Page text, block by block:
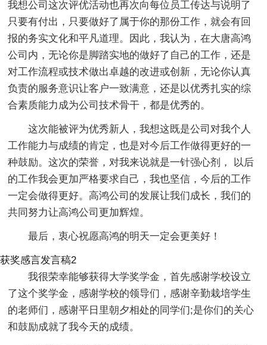
我想公司这次评优活动也再次向每位员工传达与说明了
只要有付出，只要做好了属于你的那份工作，就会有回
报的务实文化和平凡道理。因此，我认为，在大唐高鸿
公司内，无论你是脚踏实地的做好了自己的工作，还是
对工作流程或技术做出卓越的改进或创新，无论你认真
负责的服务意识让客户一致满意，还是以优秀扎实的综
合素质能力成为公司技术骨干，都是优秀的。
这次能被评为优秀新人，我想这既是公司对我个人
工作能力与成绩的肯定，也是对今后工作做得更好的一
种鼓励。这次的荣誉，对我来说就是一针强心剂， 以后
的工作我会更加严格要求自己，我也坚信，今后的工作
一定会做得更好。高鸿公司的发展让我们成长，我们的
共同努力让高鸿公司更加辉煌。
最后，衷心祝愿高鸿的明天一定会更美好！
获奖感言发言稿2
我很荣幸能够获得大学奖学金，首先感谢学校设立
了这个奖学金，感谢学校的领导们，感谢辛勤栽培学生
的老师们，感谢平日里朝夕相处的同学们;是你们的关心
和鼓励成就了我今天的成绩。